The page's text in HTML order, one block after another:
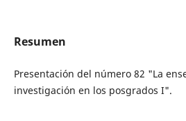
Resumen
Presentación del número 82 "La
investigación en los posgrados I".